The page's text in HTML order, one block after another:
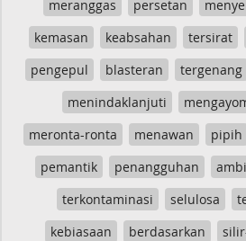
meranggas
persetan
kemasan
keabsahan tersirat
pengepul
blasteran tergenang
menindaklanjuti
meronta-ronta
menawan pipih
pemantik
penangguhan
terkontaminasi
selulosa
kebiasaan
berdasarkan